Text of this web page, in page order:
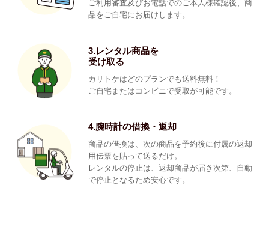
ご利用審査及びお電話でのご本人様確認後、商
品をご自宅にお届けします。
3.レンタル商品を
受け取る
カリトケはどのプランでも送料無料！
ご自宅またはコンビニで受取が可能です。
4.腕時計の借換・返却
商品の借換は、次の商品を予約後に付属の返却
用伝票を貼って送るだけ。
レンタルの停止は、返却商品が届き次第、自動
で停止となるため安心です。